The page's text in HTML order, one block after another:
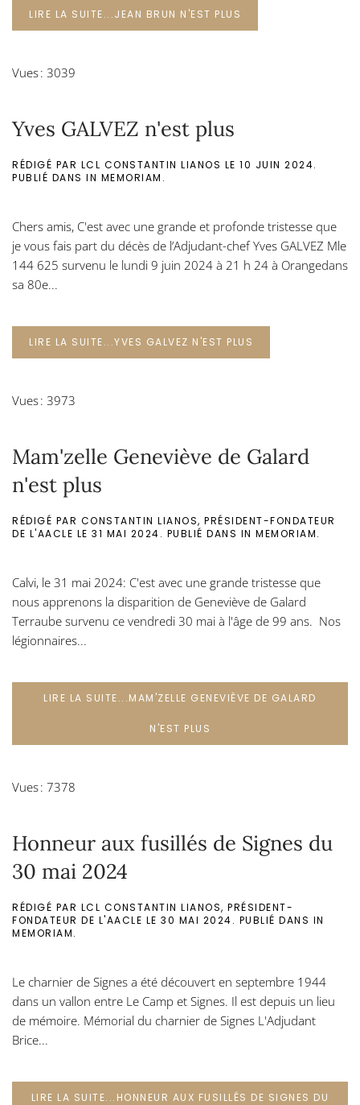
LIRE LA SUITE...JEAN BRUN N'EST PLUS
Vues : 3039
Yves GALVEZ n'est plus
RÉDIGÉ PAR LCL CONSTANTIN LIANOS LE 10 JUIN 2024.
PUBLIÉ DANS IN MEMORIAM .
Chers amis, C'est avec une grande et profonde tristesse que
je vous fais part du décès de l’Adjudant-chef Yves GALVEZ Mle
144 625 survenu le lundi 9 juin 2024 à 21 h 24 à Orangedans
sa 80e...
LIRE LA SUITE...YVES GALVEZ N'EST PLUS
Vues : 3973
Mam'zelle Geneviève de Galard
n'est plus
RÉDIGÉ PAR CONSTANTIN LIANOS, PRÉSIDENT-FONDATEUR
DE L'AACLE LE 31 MAI 2024. PUBLIÉ DANS IN MEMORIAM.
Calvi, le 31 mai 2024: C'est avec une grande tristesse que
nous apprenons la disparition de Geneviève de Galard
Terraube survenu ce vendredi 30 mai à l'âge de 99 ans. Nos
légionnaires...
LIRE LA SUITE...MAM'ZELLE GENEVIÈVE DE GALARD
N'EST PLUS
Vues : 7378
Honneur aux fusillés de Signes du
30 mai 2024
RÉDIGÉ PAR LCL CONSTANTIN LIANOS, PRÉSIDENT-
FONDATEUR DE L'AACLE LE 30 MAI 2024. PUBLIÉ DANS IN
MEMORIAM.
Le charnier de Signes a été découvert en septembre 1944
dans un vallon entre Le Camp et Signes. Il est depuis un lieu
de mémoire. Mémorial du charnier de Signes L'Adjudant
Brice...
LIRE LA SUITE...HONNEUR AUX FUSILLÉS DE SIGNES DU